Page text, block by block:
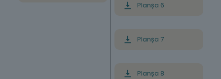
Planșa 6
Planșa 7
Planșa 8